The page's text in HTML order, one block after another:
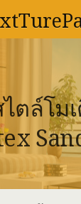
ตล์โม